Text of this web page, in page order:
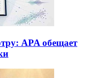
APA обещает